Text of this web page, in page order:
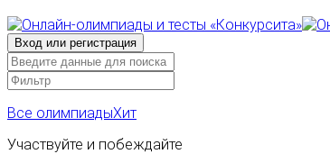
Все олимпиадыХит
Участвуйте и побеждайте